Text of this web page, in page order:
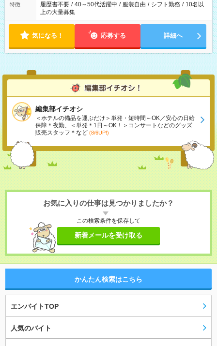
特徴 履歴書不要 / 40～50代活躍中 / 服装自由 / シフト勤務 / 10名以
上の大量募集
気になる！ 応募する 詳細へ
編集部イチオシ
＜ホテルの備品を運ぶだけ＞単発・短時間～OK／安心の日給
保障＊夜勤、＜単発＊1日～OK！＞コンサートなどのグッズ
販売スタッフ＊など (8/6UP!)
お気に入りの仕事は見つかりましたか？
この検索条件を保存して
新着メールを受け取る
かんたん検索はこちら
エンバイトTOP
人気のバイト